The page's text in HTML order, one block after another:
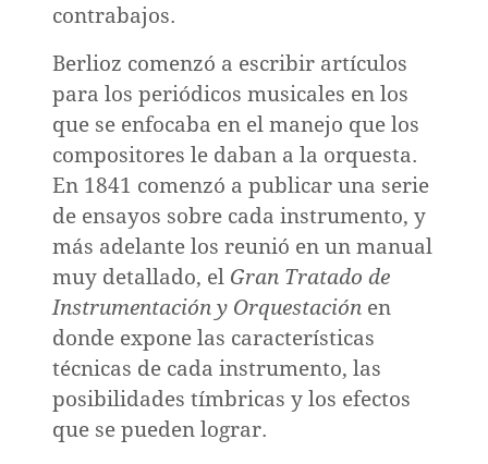
contrabajos.
Berlioz comenzó a escribir artículos
para los periódicos musicales en los
que se enfocaba en el manejo que los
compositores le daban a la orquesta.
En 1841 comenzó a publicar una serie
de ensayos sobre cada instrumento, y
más adelante los reunió en un manual
muy detallado, el Gran Tratado de
Instrumentación y Orquestación en
donde expone las características
técnicas de cada instrumento, las
posibilidades tímbricas y los efectos
que se pueden lograr.